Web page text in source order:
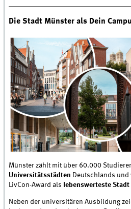
Die Stadt Münster als Dein
Münster zählt mit über 60.000
Universitätsstädten Deutschlands und
LivCon-Award als lebenswerteste Stadt
Neben der universitären Ausbildung